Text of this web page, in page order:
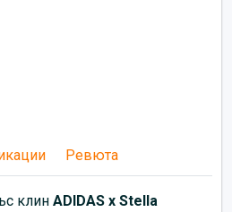
Ревюта
клин ADIDAS x Stella